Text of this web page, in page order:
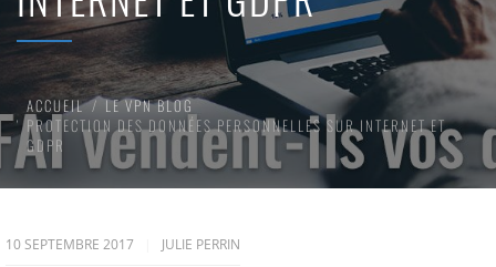
ACCUEIL
LE VPN BLOG
PROTECTION DES DONNÉES PERSONNELLES SUR INTERNET ET
GDPR
10 SEPTEMBRE 2017 JULIE PERRIN